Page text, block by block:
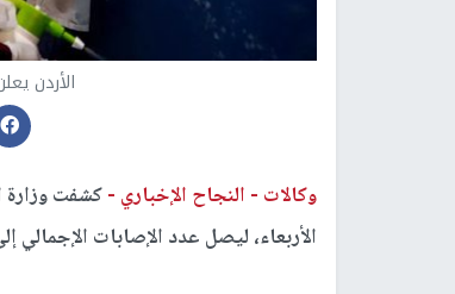
الأردن يعلن تسجيل 175
وكالات - النجاح الإخباري -
الأربعاء، ليصل عدد الإصابات الإجمالي إلى